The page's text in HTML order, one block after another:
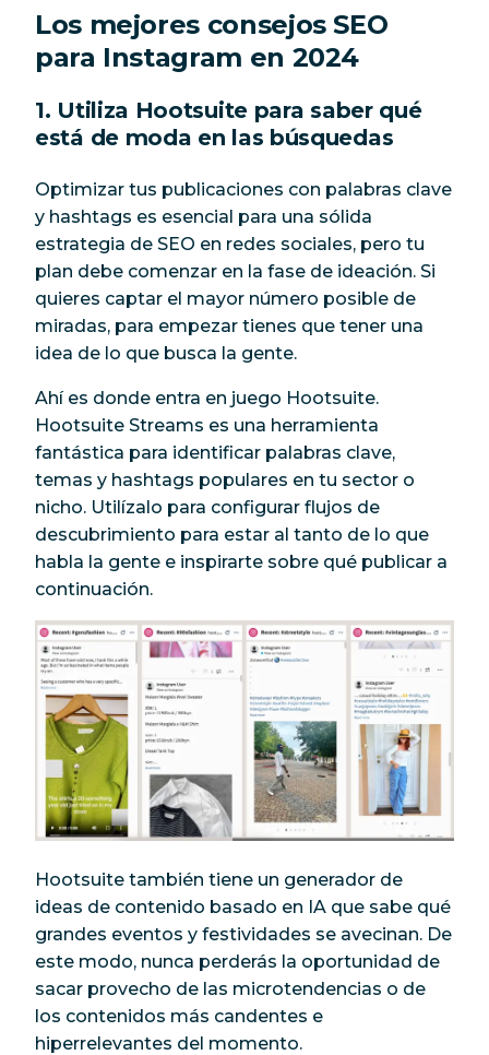
Los mejores consejos SEO
para Instagram en 2024
1. Utiliza Hootsuite para saber qué
está de moda en las búsquedas
Optimizar tus publicaciones con palabras clave
y hashtags es esencial para una sólida
estrategia de SEO en redes sociales, pero tu
plan debe comenzar en la fase de ideación. Si
quieres captar el mayor número posible de
miradas, para empezar tienes que tener una
idea de lo que busca la gente.
Ahí es donde entra en juego Hootsuite.
Hootsuite Streams es una herramienta
fantástica para identificar palabras clave,
temas y hashtags populares en tu sector o
nicho. Utilízalo para configurar flujos de
descubrimiento para estar al tanto de lo que
habla la gente e inspirarte sobre qué publicar a
continuación.
Hootsuite también tiene un generador de
ideas de contenido basado en IA que sabe qué
grandes eventos y festividades se avecinan. De
este modo, nunca perderás la oportunidad de
sacar provecho de las microtendencias o de
los contenidos más candentes e
hiperrelevantes del momento.